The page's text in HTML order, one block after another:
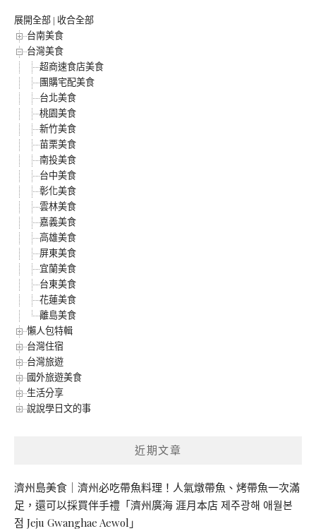
展開全部 | 收合全部
台南美食
台灣美食
超商速食店美食
團購宅配美食
台北美食
桃園美食
新竹美食
苗栗美食
南投美食
台中美食
彰化美食
雲林美食
嘉義美食
高雄美食
屏東美食
宜蘭美食
台東美食
花蓮美食
離島美食
懶人包特輯
台灣住宿
台灣旅遊
國外旅遊美食
生活分享
說說學日文的事
近期文章
濟州島美食｜濟州必吃帶魚料理！人氣燉帶魚、烤帶魚一次滿
足，還可以採買伴手禮「濟州廣海 涯月本店 제주광해 애월본
점 Jeju Gwanghae Aewol」